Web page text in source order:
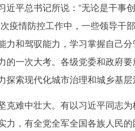
平总书记所说：“无论是干事
疫情防控工作中，一些领导干
和驾驭能力，学习掌握自己
一次大考。各级党委和政府
索现代化城市治理和城乡基层
难中壮大。有以习近平同志为
，有全党全军全国各族人民